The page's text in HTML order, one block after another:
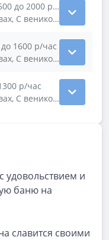
до 2000 р/час
С веником · купель
баня
до 1600 р/час
С веником · веники
баня
р/час
С веником · веники
2
удовольствием и
баню на
славится своими